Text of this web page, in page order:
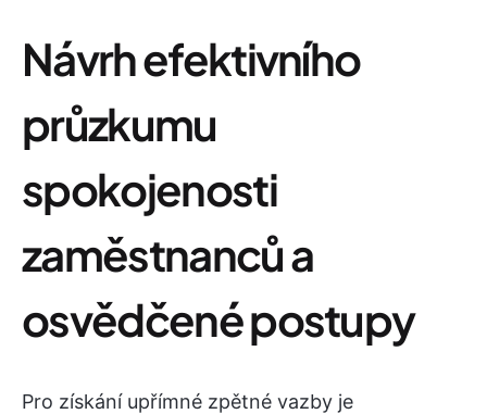
Návrh efektivního
průzkumu
spokojenosti
zaměstnanců a
osvědčené postupy
Pro získání upřímné zpětné vazby je